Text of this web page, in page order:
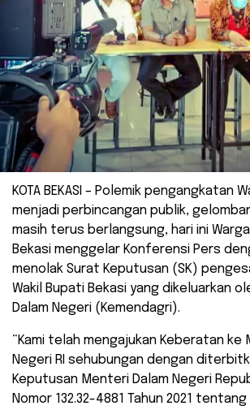
KOTA BEKASI – Polemik pengangkatan
menjadi perbincangan publik,
masih terus berlangsung, hari ini
Bekasi menggelar Konferensi Pers
menolak Surat Keputusan (SK)
Wakil Bupati Bekasi yang dikeluarkan
Dalam Negeri (Kemendagri).
“Kami telah mengajukan Keberatan ke
Negeri RI sehubungan dengan
Keputusan Menteri Dalam Negeri
Nomor 132.32-4881 Tahun 2021